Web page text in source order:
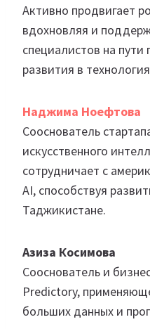
Активно продвигает
вдохновляя и
специалистов на пути
развития в
Наджима Ноефтова
Сооснователь
искусственного
сотрудничает с
AI, способствуя
Таджикистане.
Азиза Косимова
Сооснователь и
Predictory,
больших данных и